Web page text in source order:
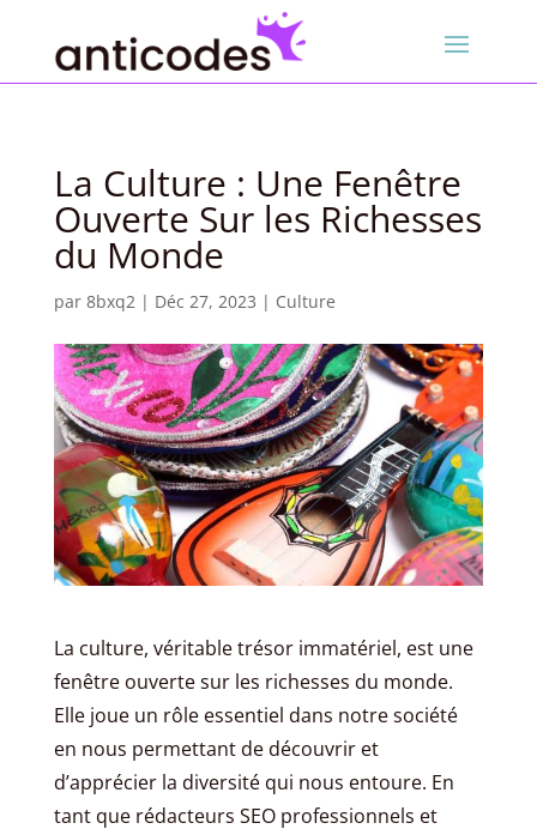
La Culture : Une Fenêtre
Ouverte Sur les Richesses
du Monde
par 8bxq2| Déc 27, 2023 | Culture
La culture, véritable trésor immatériel, est une
fenêtre ouverte sur les richesses du monde.
Elle joue un rôle essentiel dans notre société
en nous permettant de découvrir et
d’apprécier la diversité qui nous entoure. En
tant que rédacteurs SEO professionnels et